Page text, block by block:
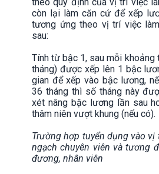
còn lại làm căn cứ để xếp
tương ứng theo vị trí việc
sau:
Tính từ bậc 1, sau mỗi khoảng
tháng) được xếp lên 1 bậc
gian để xếp vào bậc lương,
36 tháng thì số tháng này
xét nâng bậc lương lần sau
thâm niên vượt khung (nếu có).
Trường hợp tuyển dụng vào
ngạch chuyên viên và tương
đương, nhân viên